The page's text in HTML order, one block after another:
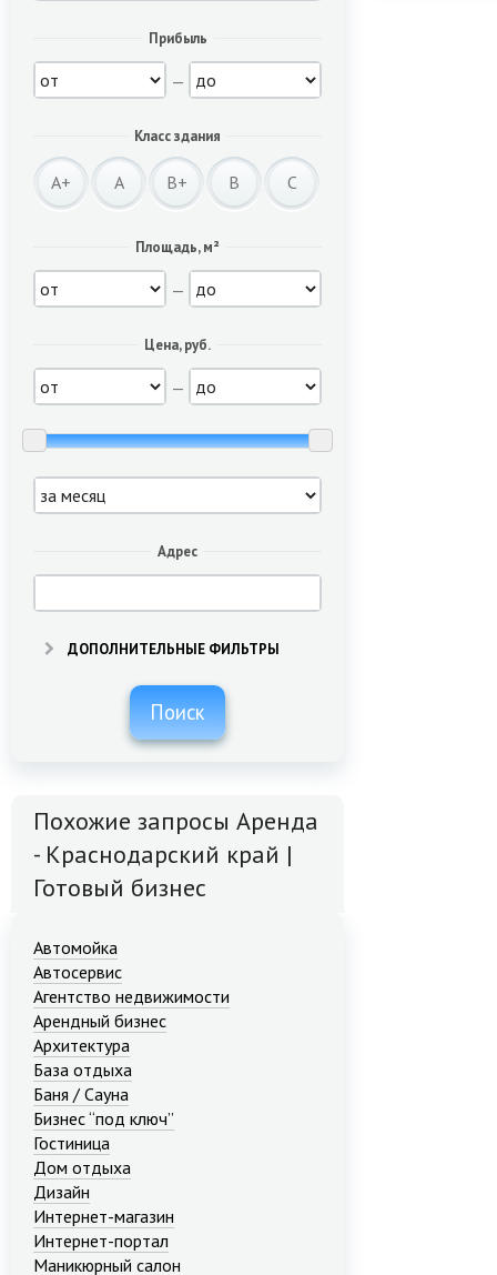
Прибыль
—
Класс здания
A+ A B+ B C
Площадь, м²
—
Цена, руб.
—
Адрес
ДОПОЛНИТЕЛЬНЫЕ ФИЛЬТРЫ
Поиск
Похожие запросы Аренда
- Краснодарский край |
Готовый бизнес
Автомойка
Автосервис
Агентство недвижимости
Арендный бизнес
Архитектура
База отдыха
Баня / Сауна
Бизнес “под ключ”
Гостиница
Дом отдыха
Дизайн
Интернет-магазин
Интернет-портал
Маникюрный салон